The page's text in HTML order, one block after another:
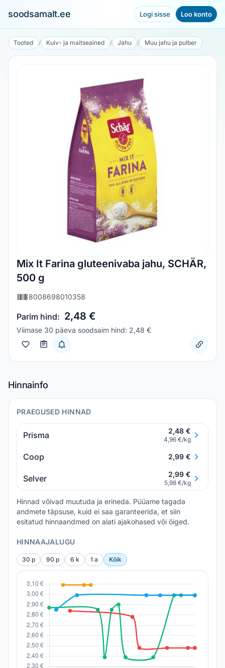
soodsamalt.ee Logi sisse Loo konto
Tooted / Kuiv- ja maitseained / Jahu / Muu jahu ja pulber
Mix It Farina gluteenivaba jahu, SCHÄR,
500 g
8008698010358
Parim hind: 2,48 €
Viimase 30 päeva soodsaim hind: 2,48 €
Hinnainfo
PRAEGUSED HINNAD
Prisma 2,48 €
4,96 €/kg
Coop 2,99 €
Selver 2,99 €
5,98 €/kg
Hinnad võivad muutuda ja erineda. Püüame tagada
andmete täpsuse, kuid ei saa garanteerida, et siin
esitatud hinnaandmed on alati ajakohased või õiged.
HINNAAJALUGU
30 p 90 p 6 k 1 a Kõik